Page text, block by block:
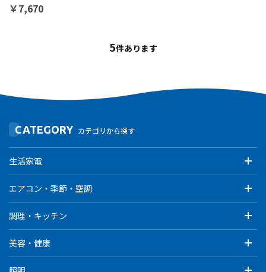
￥7,670
5件あります
CATEGORY カテゴリから探す
生活家電
エアコン・季節・空調
調理・キッチン
美容・健康